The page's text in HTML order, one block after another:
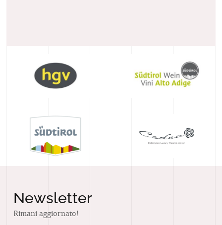
Newsletter
Rimani aggiornato!